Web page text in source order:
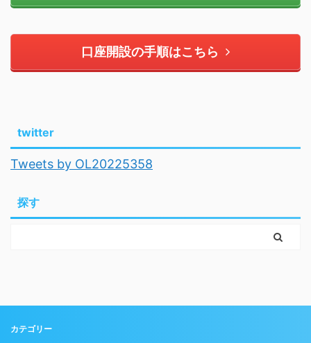
口座開設の手順はこちら
twitter
Tweets by OL20225358
探す
カテゴリー